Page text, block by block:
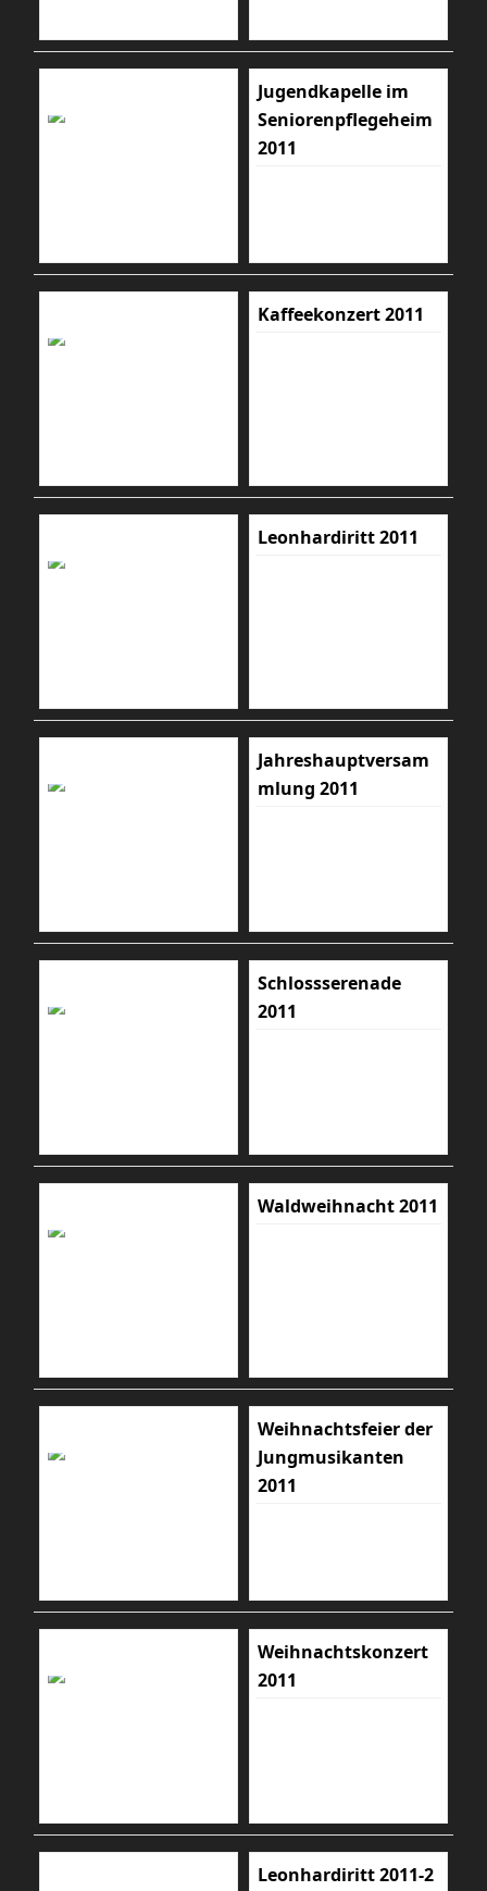
Jugendkapelle im
Seniorenpflegeheim
2011
Kaffeekonzert 2011
Leonhardiritt 2011
Jahreshauptversam
mlung 2011
Schlossserenade
2011
Waldweihnacht 2011
Weihnachtsfeier der
Jungmusikanten
2011
Weihnachtskonzert
2011
Leonhardiritt 2011-2